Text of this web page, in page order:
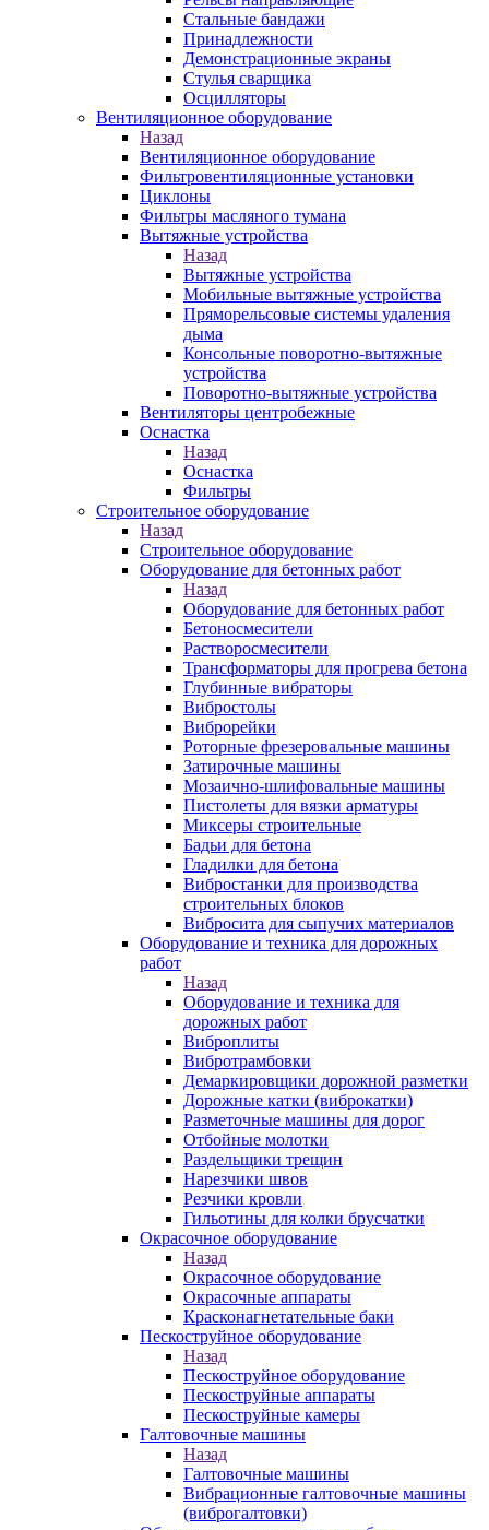
Стальные бандажи
Принадлежности
Демонстрационные экраны
Стулья сварщика
Осцилляторы
Вентиляционное оборудование
Назад
Вентиляционное оборудование
Фильтровентиляционные установки
Циклоны
Фильтры масляного тумана
Вытяжные устройства
Назад
Вытяжные устройства
Мобильные вытяжные устройства
Пряморельсовые системы удаления
дыма
Консольные поворотно-вытяжные
устройства
Поворотно-вытяжные устройства
Вентиляторы центробежные
Оснастка
Назад
Оснастка
Фильтры
Строительное оборудование
Назад
Строительное оборудование
Оборудование для бетонных работ
Назад
Оборудование для бетонных работ
Бетоносмесители
Растворосмесители
Трансформаторы для прогрева бетона
Глубинные вибраторы
Вибростолы
Виброрейки
Роторные фрезеровальные машины
Затирочные машины
Мозаично-шлифовальные машины
Пистолеты для вязки арматуры
Миксеры строительные
Бадьи для бетона
Гладилки для бетона
Вибростанки для производства
строительных блоков
Вибросита для сыпучих материалов
Оборудование и техника для дорожных
работ
Назад
Оборудование и техника для
дорожных работ
Виброплиты
Вибротрамбовки
Демаркировщики дорожной разметки
Дорожные катки (виброкатки)
Разметочные машины для дорог
Отбойные молотки
Раздельщики трещин
Нарезчики швов
Резчики кровли
Гильотины для колки брусчатки
Окрасочное оборудование
Назад
Окрасочное оборудование
Окрасочные аппараты
Красконагнетательные баки
Пескоструйное оборудование
Назад
Пескоструйное оборудование
Пескоструйные аппараты
Пескоструйные камеры
Галтовочные машины
Назад
Галтовочные машины
Вибрационные галтовочные машины
(виброгалтовки)